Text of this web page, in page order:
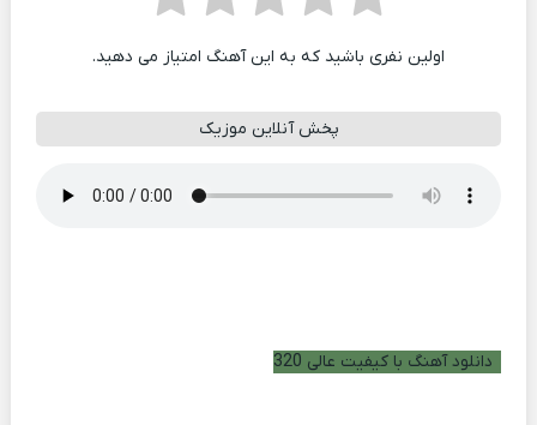
اولین نفری باشید که به این آهنگ امتیاز می دهید.
پخش آنلاین موزیک
دانلود آهنگ با کیفیت عالی 320